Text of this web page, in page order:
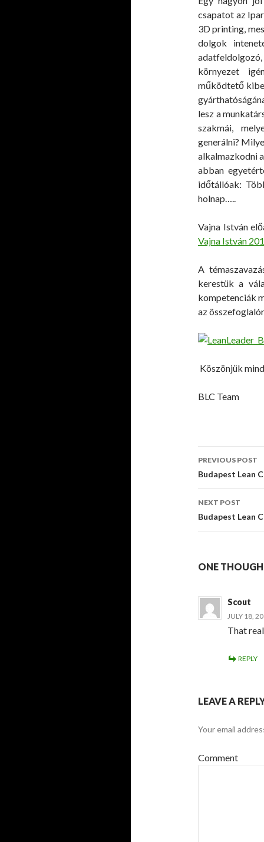
csapatot az
3D printing,
dolgok
környezet
működtető
lesz a
szakmái,
generálni?
alkalmazkodni
abban
időtállóak:
holnap…..
Vajna István
Vajna István
A
kerestük a
kompetenciák
az
Köszönjük
BLC Team
Post
navigation
PREVIOUS POST
Budapest Lean
NEXT POST
Budapest Lean
ONE
Scout
JULY 18,
That
REPLY
LEAVE A
Your email
Comment